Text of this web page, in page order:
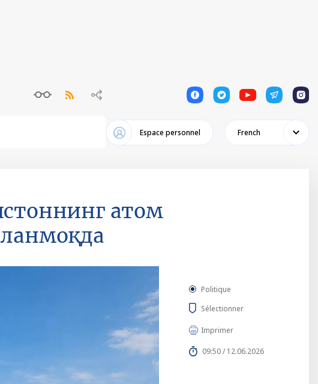
1 1 1 1 1
Espace personnel French
атом
Politique
Sélectionner
Imprimer
09:50 / 12.06.2026